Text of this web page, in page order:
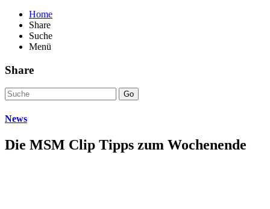
Home
Share
Suche
Menü
Share
Go
News
Die MSM Clip Tipps zum Wochenende